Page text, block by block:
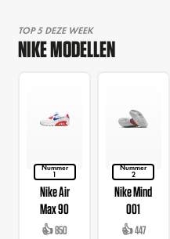
TOP 5 DEZE WEEK
NIKE MODELLEN
Nummer
1
Nike Air
Max 90
👍 850
Nummer
2
Nike Mind
001
👍 447